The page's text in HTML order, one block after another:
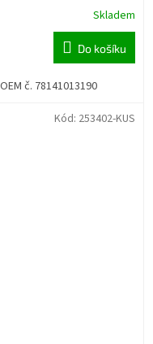
Skladem
Do košíku
č. 78141013190
Kód: 253402-KUS